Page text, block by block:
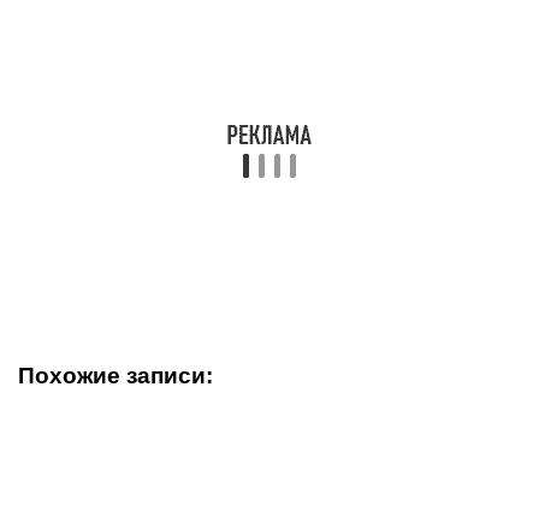
Похожие записи: